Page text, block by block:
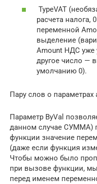
TypeVAT
расчета налога,
переменной
выделение
Amount НДС уже
другое число —
умолчанию 0).
Пару слов о параметрах
Параметр ByVal
данном случае СУММА)
функции значение
(даже если функция
Чтобы можно было
при вызове функции,
перед именем